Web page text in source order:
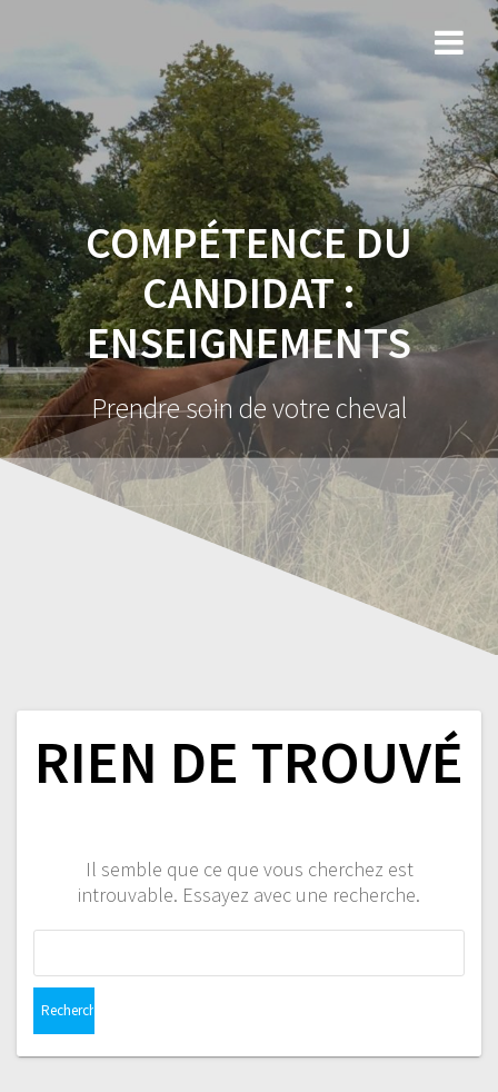
COMPÉTENCE DU
CANDIDAT :
ENSEIGNEMENTS
Prendre soin de votre cheval
RIEN DE TROUVÉ
Il semble que ce que vous cherchez est
introuvable. Essayez avec une recherche.